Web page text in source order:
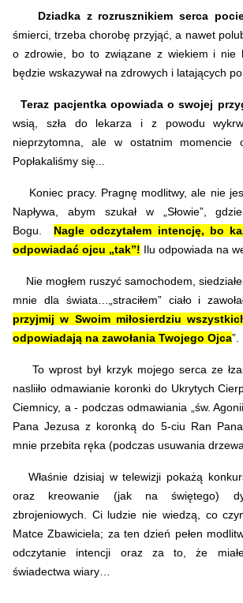
Dziadka z rozrusznikiem serca
śmierci, trzeba chorobę przyjąć, a nawet
o zdrowie, bo to związane z wiekiem i nie
będzie wskazywał na zdrowych i latających po
Teraz pacjentka opowiada o swojej
wsią, szła do lekarza i z powodu
nieprzytomna, ale w ostatnim momencie
Popłakaliśmy się...
Koniec pracy. Pragnę modlitwy, ale nie
Napływa, abym szukał w „Słowie”,
Bogu.
Nagle odczytałem intencję, bo
odpowiadać ojcu „tak”! Ilu odpowiada na
Nie mogłem ruszyć samochodem,
mnie dla świata…„straciłem” ciało i zaw
przyjmij w Swoim miłosierdziu
odpowiadają na zawołania Twojego Ojca”.
To wprost był krzyk mojego serca ze
nasliiło odmawianie koronki do Ukrytych
Ciemnicy, a - podczas odmawiania „św.
Pana Jezusa z koronką do 5-ciu Ran
mnie przebita ręka (podczas usuwania
Właśnie dzisiaj w telewizji pokażą
oraz kreowanie (jak na świętego)
zbrojeniowych. Ci ludzie nie wiedzą, co
Matce Zbawiciela; za ten dzień pełen
odczytanie intencji oraz za to, że
świadectwa wiary…